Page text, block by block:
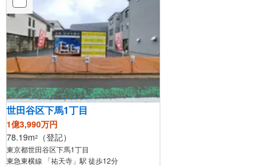
世田谷区下馬1丁目
1億3,990万円
78.19m2 （登記）
東京都世田谷区下馬1丁目
東急東横線 「祐天寺」駅 徒歩12分